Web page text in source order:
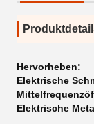
Hervorheben:
Elektrische
Elektrische